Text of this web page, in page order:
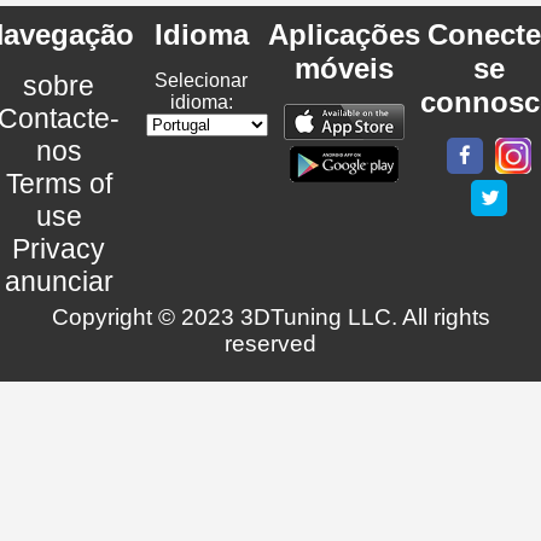
sobre
nos
Terms of
use
Privacy
anunciar
Idioma
Selecionar
idioma:
Aplicações
móveis
se
Copyright © 2023 3DTuning LLC. All rights
reserved